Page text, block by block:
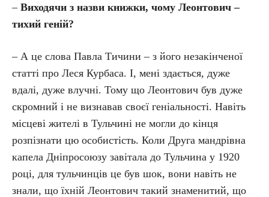
– Виходячи з назви книжки, чому Леонтович –
тихий геній?
– А це слова Павла Тичини – з його незакінченої
статті про Леся Курбаса. І, мені здається, дуже
вдалі, дуже влучні. Тому що Леонтович був дуже
скромний і не визнавав своєї геніальності. Навіть
місцеві жителі в Тульчині не могли до кінця
розпізнати цю особистість. Коли Друга мандрівна
капела Дніпросоюзу завітала до Тульчина у 1920
році, для тульчинців це був шок, вони навіть не
знали, що їхній Леонтович такий знаменитий, що